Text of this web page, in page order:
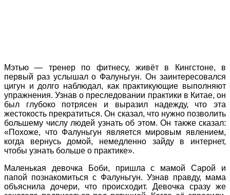
Мэтью — тренер по фитнесу, живёт в Кингстоне, в
первый раз услышал о Фалуньгун. Он заинтересовался
цигун и долго наблюдал, как практикующие выполняют
упражнения. Узнав о преследовании практики в Китае, он
был глубоко потрясен и выразил надежду, что эта
жестокость прекратиться. Он сказал, что нужно позволить
большему числу людей узнать об этом. Он также сказал:
«Похоже, что Фалуньгун является мировым явлением,
когда вернусь домой, немедленно зайду в интернет,
чтобы узнать больше о практике».
Маленькая девочка Боби, пришла с мамой Сарой и
папой познакомиться с Фалуньгун. Узнав правду, мама
объяснила дочери, что происходит. Девочка сразу же